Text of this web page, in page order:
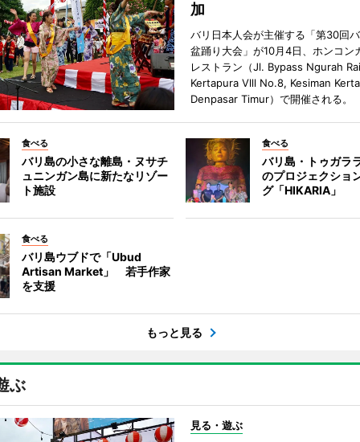
加
バリ日本人会が主催する「第30回
盆踊り大会」が10月4日、ホンコン
レストラン（Jl. Bypass Ngurah
Kertapura Vlll No.8, Kesiman
Denpasar Timur）で開催される。
食べる
バリ島の小さな離島・ヌサチ
ュニンガン島に新たなリゾー
ト施設
食べる
バリ島・トゥガラ
のプロジェクショ
グ「HIKARIA」
食べる
バリ島ウブドで「Ubud
Artisan Market」 若手作家
を支援
もっと見る
ぶ
見る・遊ぶ